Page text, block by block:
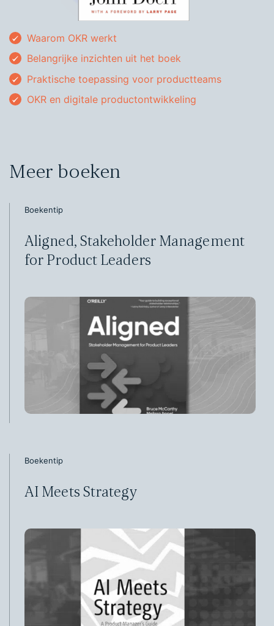
Waarom OKR werkt
Belangrijke inzichten uit het boek
Praktische toepassing voor productteams
OKR en digitale productontwikkeling
Meer boeken
Boekentip
Aligned, Stakeholder Management
for Product Leaders
Boekentip
AI Meets Strategy